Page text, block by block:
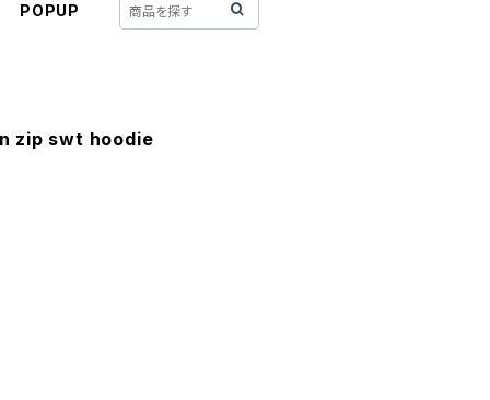
POPUP
zip swt hoodie